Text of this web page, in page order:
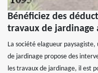
Bénéficiez des
travaux de jardinage
La société elagueur
de jardinage propose des
les travaux de jardinage, il est